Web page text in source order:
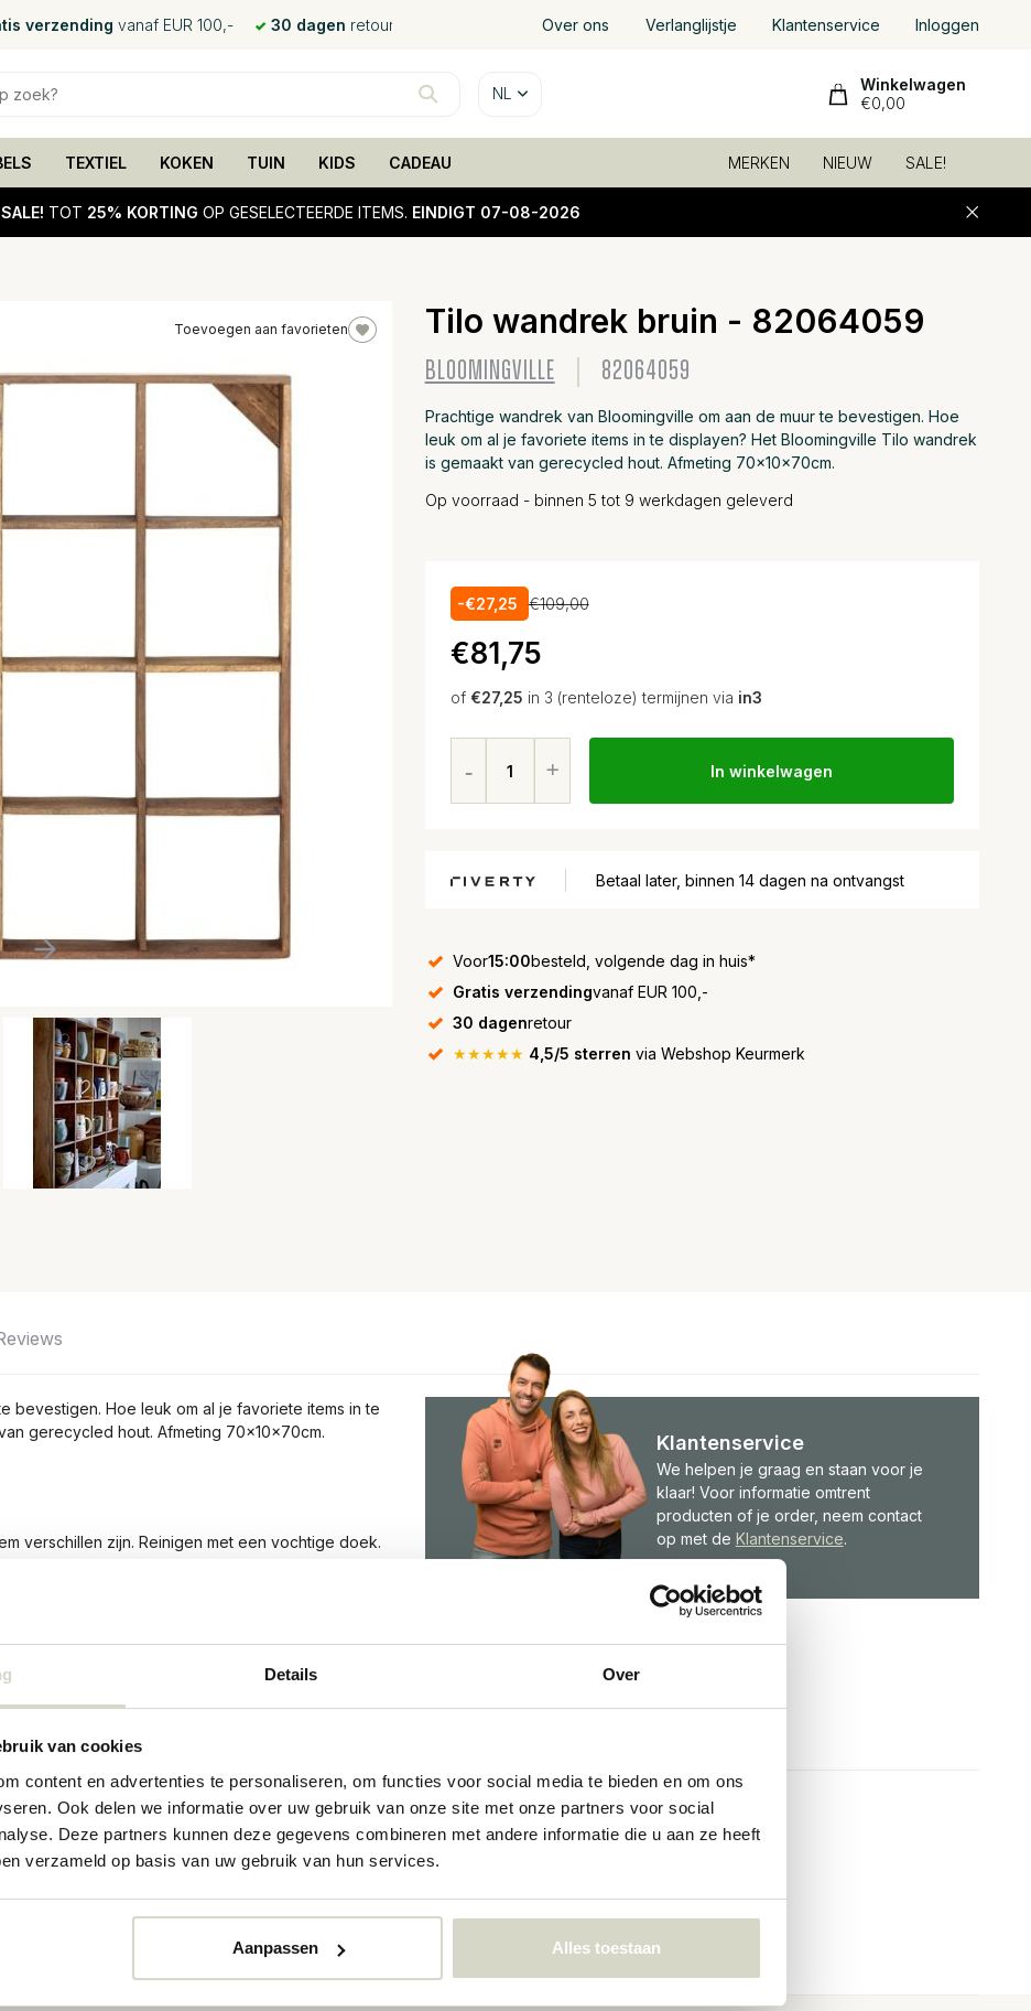
Details Over
van cookies
content en advertenties te personaliseren, om functies voor social media te bieden en om ons
Ook delen we informatie over uw gebruik van onze site met onze partners voor social
Deze partners kunnen deze gegevens combineren met andere informatie die u aan ze heeft
verzameld op basis van uw gebruik van hun services.
Aanpassen Alles toestaan
verzending vanaf EUR 100,- 30 dagen retour Over ons Verlanglijstje Klantenservice Inloggen
NL
Winkelwagen
€0,00
TEXTIEL KOKEN TUIN KIDS CADEAU MERKEN NIEUW SALE!
SALE! TOT 25% KORTING OP GESELECTEERDE ITEMS. EINDIGT 07-08-2026
Toevoegen aan favorieten
25%
sale
Tilo wandrek bruin - 82064059
BLOOMINGVILLE 82064059
Prachtige wandrek van Bloomingville om aan de muur te bevestigen. Hoe
leuk om al je favoriete items in te displayen? Het Bloomingville Tilo wandrek
is gemaakt van gerecycled hout. Afmeting 70x10x70cm.
Op voorraad - binnen 5 tot 9 werkdagen geleverd
-€27,25 €109,00
€81,75
of €27,25 in 3 (renteloze) termijnen via in3
In winkelwagen
Betaal later, binnen 14 dagen na ontvangst
Voor15:00besteld, volgende dag in huis*
Gratis verzendingvanaf EUR 100,-
30 dagenretour
★★★★★ 4,5/5 sterren via Webshop Keurmerk
bevestigen. Hoe leuk om al je favoriete items in te
gerecycled hout. Afmeting 70x10x70cm.
verschillen zijn. Reinigen met een vochtige doek.
Klantenservice
We helpen je graag en staan voor je
klaar! Voor informatie omtrent
producten of je order, neem contact
op met de Klantenservice.